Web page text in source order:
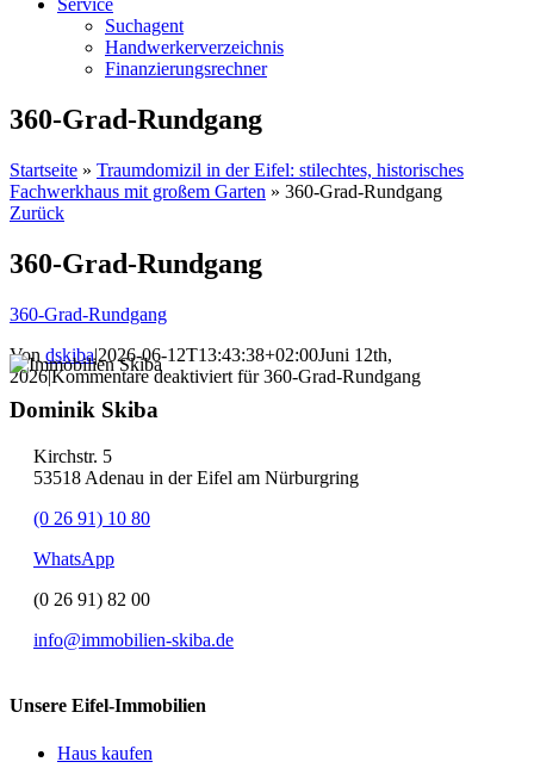
Service
Suchagent
Handwerkerverzeichnis
Finanzierungsrechner
360-Grad-Rundgang
Startseite » Traumdomizil in der Eifel: stilechtes, historisches
Fachwerkhaus mit großem Garten » 360-Grad-Rundgang
Zurück
360-Grad-Rundgang
360-Grad-Rundgang
Von dskiba|2026-06-12T13:43:38+02:00Juni 12th,
2026|Kommentare deaktiviert für 360-Grad-Rundgang
Dominik Skiba
Kirchstr. 5
53518 Adenau in der Eifel am Nürburgring
(0 26 91) 10 80
WhatsApp
(0 26 91) 82 00
info@immobilien-skiba.de
Unsere Eifel-Immobilien
Haus kaufen